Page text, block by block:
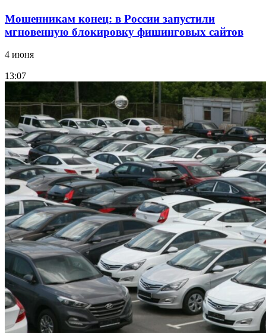
Мошенникам конец: в России запустили
мгновенную блокировку фишинговых сайтов
4 июня
13:07